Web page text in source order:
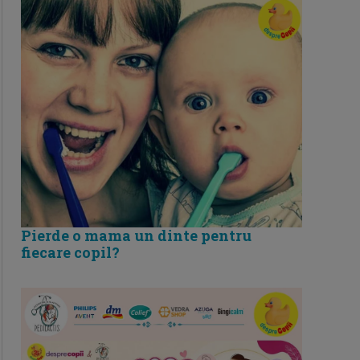
Pierde o mama un dinte pentru
fiecare copil?